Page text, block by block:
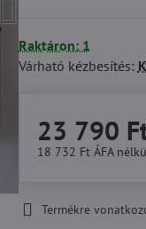
Raktáron: 1
Várható kézbesítés:
23 790
18 732 Ft ÁFA
Termékre